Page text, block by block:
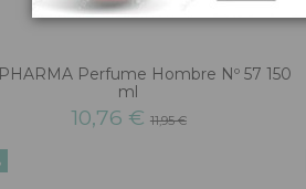
Perfume Hombre Nº 57 150
ml
10,76 € 11,95 €